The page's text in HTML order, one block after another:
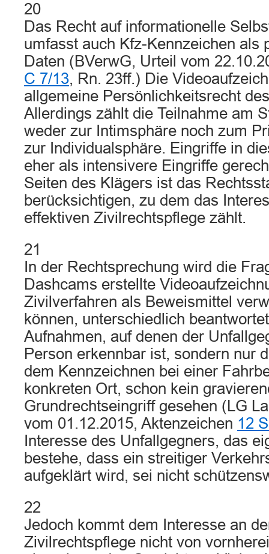
20
Das Recht auf informationelle
umfasst auch Kfz-Kennzeichen als
Daten (BVerwG, Urteil vom
C 7/13, Rn. 23ff.) Die
allgemeine Persönlichkeitsrecht
Allerdings zählt die Teilnahme am
weder zur Intimsphäre noch zum
zur Individualsphäre. Eingriffe in
eher als intensivere Eingriffe
Seiten des Klägers ist das
berücksichtigen, zu dem das
effektiven Zivilrechtspflege zählt.
21
In der Rechtsprechung wird die
Dashcams erstellte
Zivilverfahren als Beweismittel
können, unterschiedlich
Aufnahmen, auf denen der
Person erkennbar ist, sondern nur
dem Kennzeichnen bei einer
konkreten Ort, schon kein
Grundrechtseingriff gesehen (LG
vom 01.12.2015, Aktenzeichen 12
Interesse des Unfallgegners, das
bestehe, dass ein streitiger
aufgeklärt wird, sei nicht
22
Jedoch kommt dem Interesse an
Zivilrechtspflege nicht von